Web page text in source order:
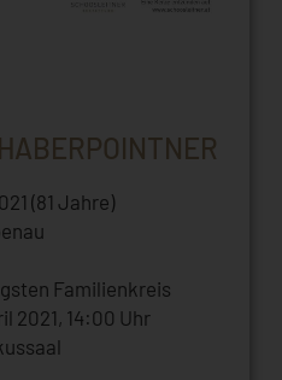
(81 Jahre)
Familienkreis
2021, 14:00 Uhr